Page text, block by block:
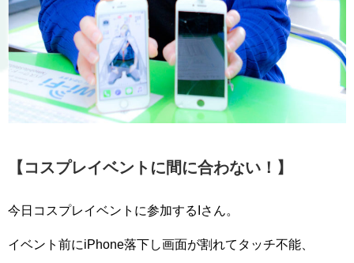
【コスプレイベントに間に合わない！】
今日コスプレイベントに参加するIさん。
イベント前にiPhone落下し画面が割れてタッチ不能、